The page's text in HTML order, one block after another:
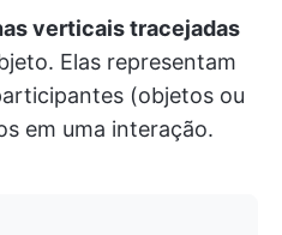
verticais tracejadas
Elas representam
(objetos ou
em uma interação.